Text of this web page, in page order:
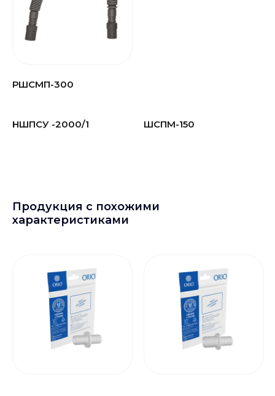
РШСМП-300
НШПСУ -2000/1 ШСПМ-150
Продукция с похожими
характеристиками